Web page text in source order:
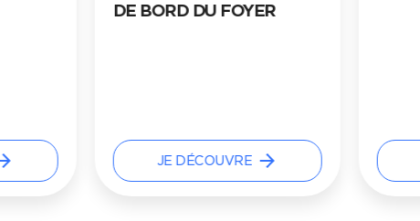
DE BORD DU FOYER
JE DÉCOUVRE arrow_forward